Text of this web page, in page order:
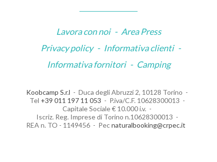
Lavora con noi - Area Press
Privacy policy - Informativa clienti -
Informativa fornitori - Camping
Koobcamp S.r.l
Duca degli Abruzzi 2, 10128 Torino
Tel +39 011 197 11 053
P.iva/C.F. 10628300013
Capitale Sociale € 10.000 i.v.
Iscriz. Reg. Imprese di Torino n.10628300013
REA n. TO - 1149456
Pecnaturalbooking@crpec.it